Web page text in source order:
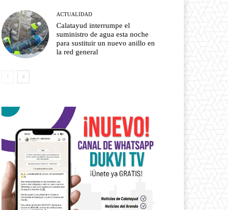
ACTUALIDAD
Calatayud interrumpe el
suministro de agua esta noche
para sustituir un nuevo anillo en
la red general